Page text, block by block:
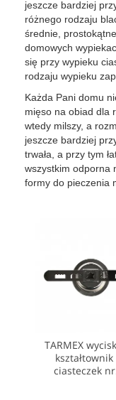
jeszcze bardziej
różnego rodzaju
średnie,
domowych
się przy wypieku
rodzaju wypieku
Każda Pani domu
mięso na obiad dla
wtedy milszy, a
jeszcze bardziej
trwała, a przy tym
wszystkim odporna
formy do pieczenia
TARMEX
ciasteczek